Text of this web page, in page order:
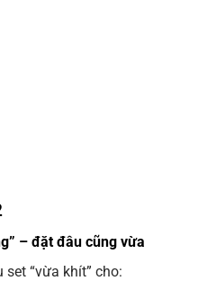
– đặt đâu cũng vừa
“vừa khít” cho: